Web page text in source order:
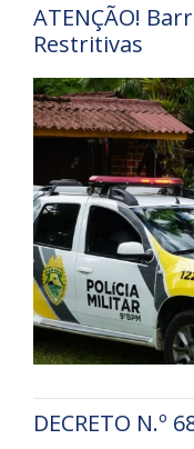
ATENÇÃO!
Restritivas
DECRETO N.º